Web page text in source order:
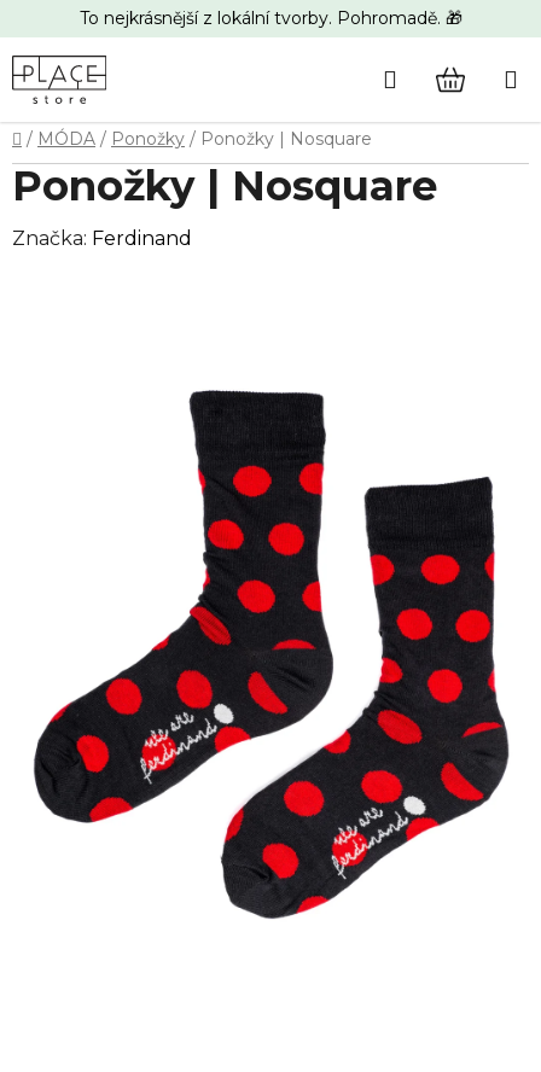
na
obsah
To nejkrásnější z lokální tvorby. Pohromadě. 🎁
Hledat
Domů
/ MÓDA / Ponožky / Ponožky | Nosquare
Ponožky | Nosquare
Značka: Ferdinand